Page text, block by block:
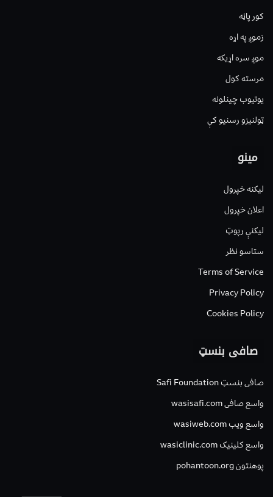
کور پاڼه
زموږ په اړه
موږ سره اړیکه
مرسته کول
یوتیوب چینلونه
ټولنیزو رسنیو کې
مینو
لیکنه خپرول
اعلان خپرول
لیکنې رپوټ
ستاسو نظر
Terms of Service
Privacy Policy
Cookies Policy
صافی بنسټ
صافی بنسټ Safi Foundation
واسع صافی wasisafi.com
واسع ویب wasiweb.com
واسع کلینیک wasiclinic.com
پوهنتون pohantoon.org